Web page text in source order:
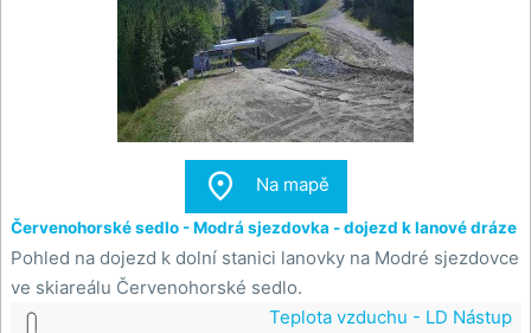
 Na mapě
Červenohorské sedlo - Modrá sjezdovka - dojezd k lanové dráze
Pohled na dojezd k dolní stanici lanovky na Modré sjezdovce
ve skiareálu Červenohorské sedlo.
Teplota vzduchu - LD Nástup